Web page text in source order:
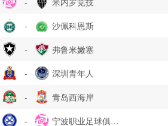
- 沙佩科恩斯
- 弗鲁米嫩塞
- 深圳青年人
- 青岛西海岸
-
宁波职业足球俱乐